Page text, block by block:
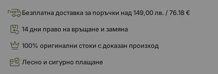
Безплатна доставка за поръчки над 149,00 лв. / 76.18 €
14 дни право на връщане и замяна
100% оригинални стоки с доказан произход
Лесно и сигурно плащане